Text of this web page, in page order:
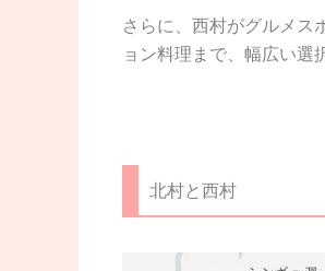
さらに、西村がグルメス
ョン料理まで、幅広い選
北村と西村